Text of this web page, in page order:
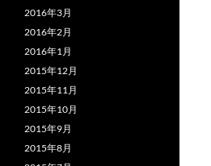
2016年3月
2016年2月
2016年1月
2015年12月
2015年11月
2015年10月
2015年9月
2015年8月